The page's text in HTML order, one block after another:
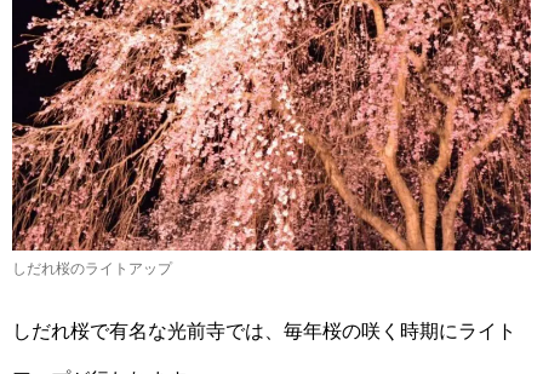
しだれ桜のライトアップ
しだれ桜で有名な光前寺では、毎年桜の咲く時期にライト